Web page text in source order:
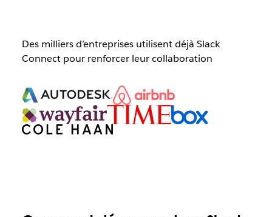
Des milliers d’entreprises utilisent déjà Slack
Connect pour renforcer leur collaboration